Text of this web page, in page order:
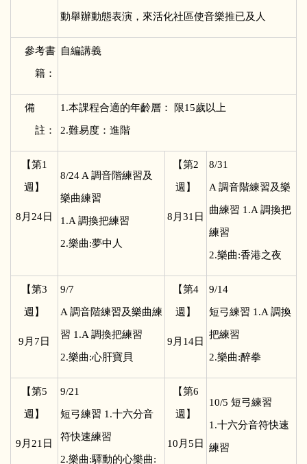
動舉辦動態表演，來活化社區使音樂推已及人
參考書
籍：
自編講義
備
註：
1.本課程合適的年齡層： 限15歲以上
2.難易度：進階
【第1
週】
8 月24日
8/24 A 調音階練習及
樂曲練習
1.A 調換把練習
2.樂曲:夢中人
【第2
週】
8 月31日
8/31
A 調音階練習及樂
曲練習 1.A 調換把
練習
2.樂曲:香港之夜
【第3
週】
9 月7日
9/7
A 調音階練習及樂曲練
習 1.A 調換把練習
2.樂曲:心肝寶貝
【第4
週】
9 月14日
9/14
短弓練習 1.A 調換
把練習
2.樂曲:醉拳
【第5
週】
9 月21日
9/21
短弓練習 1.十六分音
符快速練習
2.樂曲:驛動的心樂曲:
【第6
週】
10 月5日
10/5 短弓練習
1.十六分音符快速
練習